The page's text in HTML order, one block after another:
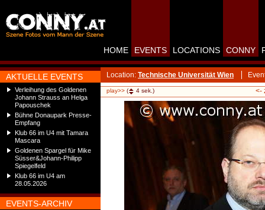
AKTUELLE EVENTS
Verleihung des Goldenen
Johann Strauss an Helga
Papouschek
Bühne Donaupark Presse-
Empfang
Klub 66 im U4 mit Tamara
Mascara
Goldenen Spargel für Mike
Süsser&Johann-Philipp
Spiegelfeld
Klub 66 im U4 am
28.05.2026
EVENTS-ARCHIV
HOME EVENTS LOCATIONS CONNY
Location: Technische Universität Wien
play>> ( 4 sek.) <-